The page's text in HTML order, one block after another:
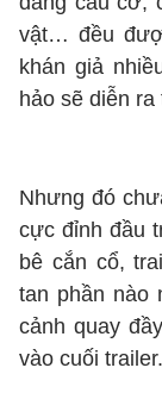
vật… đều
khán giả
hảo sẽ diễn ra
Nhưng đó
cực đỉnh đầu
bê cắn cổ,
tan phần nào
cảnh quay
vào cuối trailer.